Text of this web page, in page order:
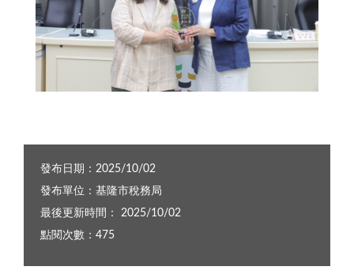
發布日期：2025/10/02
發布單位：基隆市稅務局
最後更新時間： 2025/10/02
點閱次數：475